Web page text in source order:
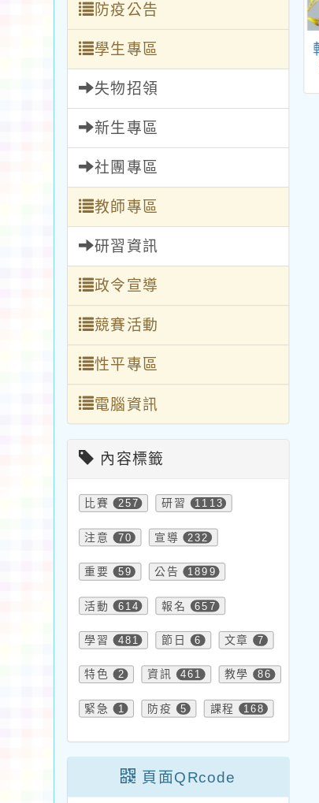
防疫公告
學生專區
失物招領
新生專區
社團專區
教師專區
研習資訊
政令宣導
競賽活動
性平專區
電腦資訊
內容標籤
比賽 257 研習 1113
注意 70 宣導 232
重要 59 公告 1899
活動 614 報名 657
學習 481 節日 6 文章 7
特色 2 資訊 461 教學 86
緊急 1 防疫 5 課程 168
頁面QRcode
政部南區國稅
「財政部115
發票盃路跑活
轉知本市體育總會桌
球委員會辦理「114
年桃園市運動會－市